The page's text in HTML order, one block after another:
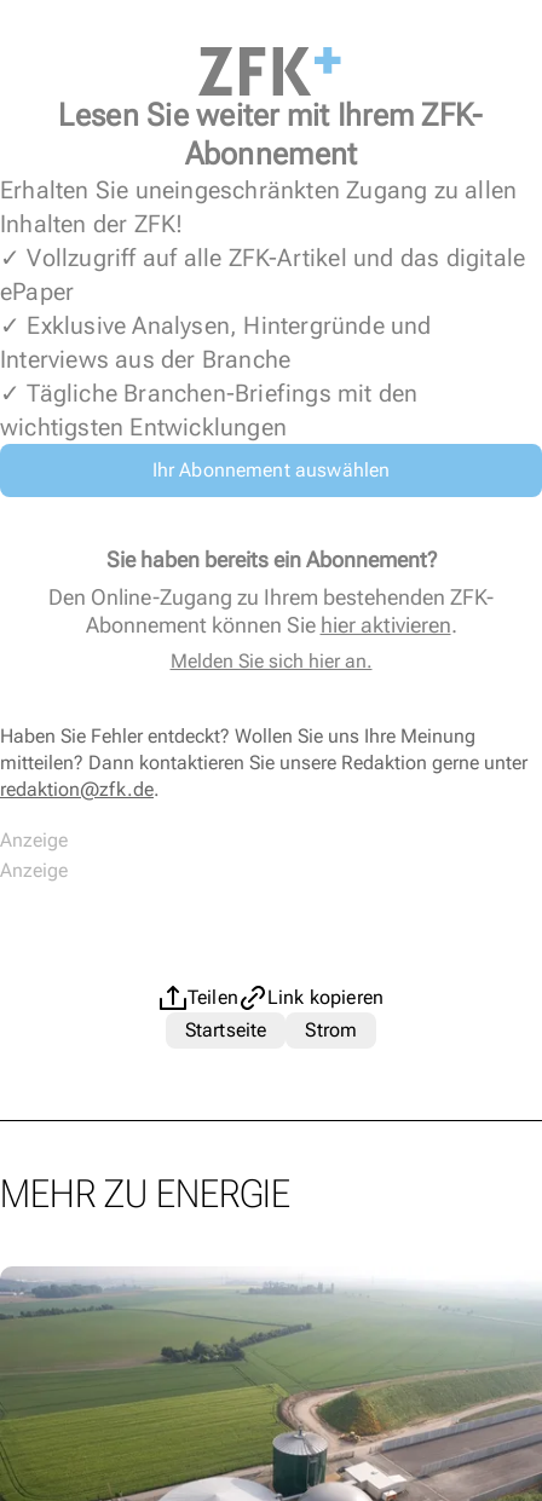
Lesen Sie weiter mit Ihrem ZFK-
Abonnement
Erhalten Sie uneingeschränkten Zugang zu allen
Inhalten der ZFK!
✓ Vollzugriff auf alle ZFK-Artikel und das digitale
ePaper
✓ Exklusive Analysen, Hintergründe und
Interviews aus der Branche
✓ Tägliche Branchen-Briefings mit den
wichtigsten Entwicklungen
Ihr Abonnement auswählen
Sie haben bereits ein Abonnement?
Den Online-Zugang zu Ihrem bestehenden ZFK-
Abonnement können Sie hier aktivieren.
Melden Sie sich hier an.
Haben Sie Fehler entdeckt? Wollen Sie uns Ihre Meinung
mitteilen? Dann kontaktieren Sie unsere Redaktion gerne unter
redaktion@zfk.de.
Teilen
Link kopieren
Startseite
Strom
MEHR ZU ENERGIE